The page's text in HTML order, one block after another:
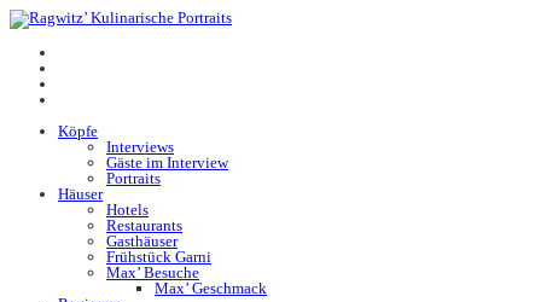
Köpfe
Interviews
Gäste im Interview
Portraits
Häuser
Hotels
Restaurants
Gasthäuser
Frühstück Garni
Max’ Besuche
Max’ Geschmack